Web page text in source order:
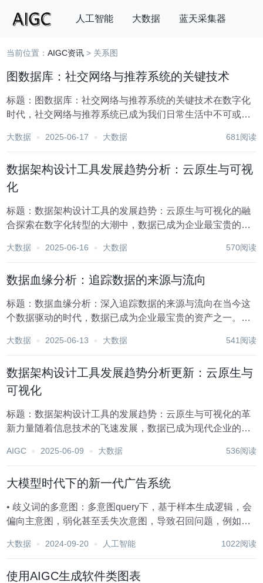
人工智能 大数据 蓝天采集器
搜索
当前位置：AIGC资讯 > 关系图
图数据库：社交网络与推荐系统的关键技术
标题：图数据库：社交网络与推荐系统的关键技术在数字化
时代，社交网络与推荐系统已成为我们日常生活中不可或缺
连接了人与人，还通过精准的内容推荐极大地丰富了用户的
大数据 2025-06-17 大数据 681阅读
数据架构设计工具发展趋势分析：云原生与可视
化
标题：数据架构设计工具的发展趋势：云原生与可视化的融
合探索在数字化转型的大潮中，数据已成为企业最宝贵的资
的关键所在。数据架构设计工具作为连接业务需求与技术实
大数据 2025-06-16 大数据 570阅读
数据血缘分析：追踪数据的来源与流向
标题：数据血缘分析：深入追踪数据的来源与流向在当今这
个数据驱动的时代，数据已成为企业最宝贵的资产之一。无
要的角色，它不仅影响着企业的决策制定，还直接关联到业
大数据 2025-06-13 大数据 541阅读
数据架构设计工具发展趋势分析更新：云原生与
可视化
标题：数据架构设计工具的发展趋势：云原生与可视化的革
新力量随着信息技术的飞速发展，数据已成为现代企业的核
管理的基础，其重要性日益凸显。在这一背景下，数据架构
AIGC 2025-06-09 大数据 536阅读
大模型时代下的新一代广告系统
• 歧义词的多意图：多意图query下，基于样本生成逻辑，会
偏向主意图，弱化甚至丢失次意图，导致召回问题，例如：
目冷启：由于用户点击数据的马太效应，使得大量的长尾类
大数据 2024-09-20 人工智能 1022阅读
使用AIGC生成软件类图表